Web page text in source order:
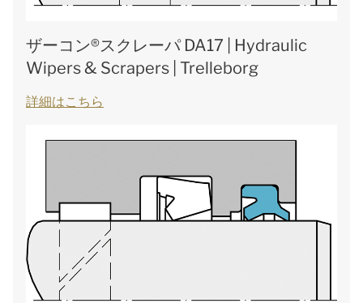
ザーコン®スクレーパ DA17 | Hydraulic
Wipers & Scrapers | Trelleborg
詳細はこちら